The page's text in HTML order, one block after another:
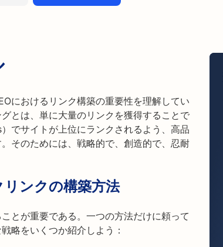
におけるリンク構築の重要性を理解してい
とは、単に大量のリンクを獲得することで
でサイトが上位にランクされるよう、高品
そのためには、戦略的で、創造的で、忍耐
ンクの構築方法
とが重要である。一つの方法だけに頼って
略をいくつか紹介しよう：